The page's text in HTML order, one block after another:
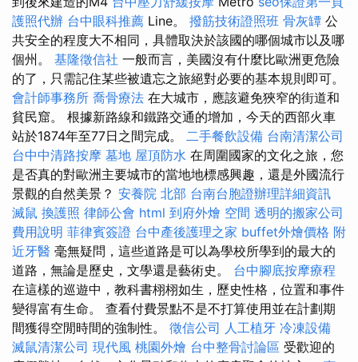
護照代辦 台中眼科推薦 Line。 撥筋技術證照班 骨灰罈 公
共安全的程度大不相同，具體取決於該國的哪個城市以及哪
個州。 基隆徵信社 一般而言，美國沒有什麼比歐洲更危險
的了，只需記住某些被遺忘之旅絕對必要的基本規則即可。
會計師事務所 喬骨療法 在大城市，應該避免狹窄的街道和
貧民窟。 根據新路線和鐵路交通的增加，今天的西部火車
站於1874年至77日之間完成。 二手餐飲設備 台南清潔公司
台中中清路按摩 墓地 屋頂防水 在周圍國家的文化之旅，您
是否真的對歐洲主要城市的當地地標感興趣，還是外國流行
景觀的自然美景？ 安養院 北部 台南台胞證辦理詳細資訊
滅鼠 換護照 律師公會 html 到府外燴 空間 透明的搬家公司
費用說明 菲律賓簽證 台中產後護理之家 buffet外燴價格 附
近牙醫 毫無疑問，這些道路是可以為學校所學到的最大的
道路，無論是歷史，文學還是藝術史。 台中腳底按摩療程
在這樣的巡遊中，教科書栩栩如生，歷史性格，位置和事件
變得富有生命。 查看付費景點不是不打算使用並在計劃期
間獲得空閒時間的強制性。 徵信公司 人工植牙 冷凍設備
滅鼠清潔公司 現代風 桃園外燴 台中整骨討論區 受歡迎的